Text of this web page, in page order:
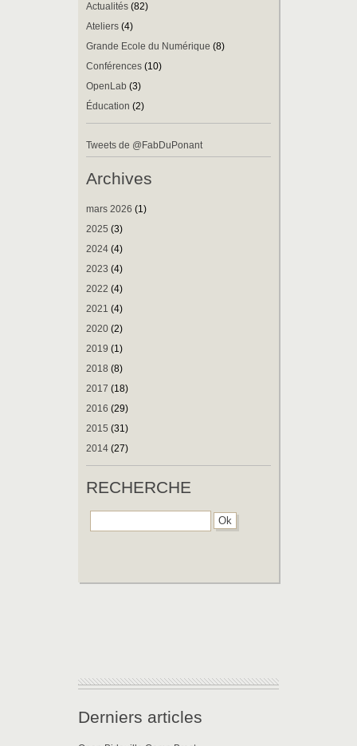
Actualités (82)
Ateliers (4)
Grande Ecole du Numérique (8)
Conférences (10)
OpenLab (3)
Éducation (2)
Tweets de @FabDuPonant
Archives
mars 2026 (1)
2025 (3)
2024 (4)
2023 (4)
2022 (4)
2021 (4)
2020 (2)
2019 (1)
2018 (8)
2017 (18)
2016 (29)
2015 (31)
2014 (27)
RECHERCHE
Derniers articles